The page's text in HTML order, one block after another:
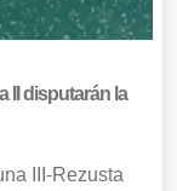
II disputarán la
III-Rezusta